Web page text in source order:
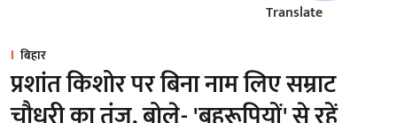
Translate
बिहार
प्रशांत किशोर पर बिना नाम लिए सम्राट